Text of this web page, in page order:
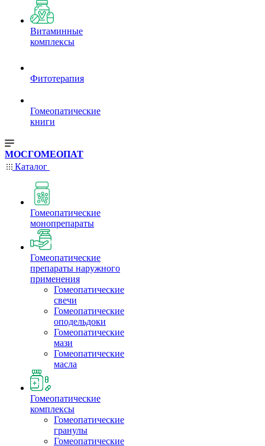
Витаминные
комплексы
Фитотерапия
Гомеопатические
книги
МОСГОМЕОПАТ
Каталог
Гомеопатические
монопрепараты
Гомеопатические
препараты наружного
применения
Гомеопатические
свечи
Гомеопатические
оподельдоки
Гомеопатические
мази
Гомеопатические
масла
Гомеопатические
комплексы
Гомеопатические
гранулы
Гомеопатические